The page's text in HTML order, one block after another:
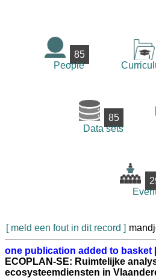
85
People
85
Data sets
[ meld een fout in dit record ]
one publication added to basket
ECOPLAN-SE: Ruimtelijke
ecosysteemdiensten in